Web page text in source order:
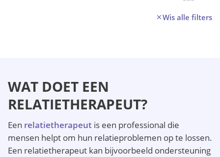
Wis alle filters
WAT DOET EEN
RELATIETHERAPEUT?
Een relatietherapeut is een professional die
mensen helpt om hun relatieproblemen op te lossen.
Een relatietherapeut kan bijvoorbeeld ondersteuning